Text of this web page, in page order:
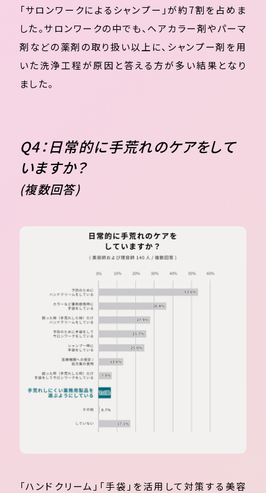
「サロンワークによるシャンプー」が約7割を占めま
した。サロンワークの中でも、ヘアカラー剤やパーマ
剤などの薬剤の取り扱い以上に、シャンプー剤を用
いた洗浄工程が原因と答える方が多い結果となり
ました。
Q4：日常的に手荒れのケアをして
いますか？
(複数回答)
「ハンドクリーム」「手袋」を活用して対策する美容